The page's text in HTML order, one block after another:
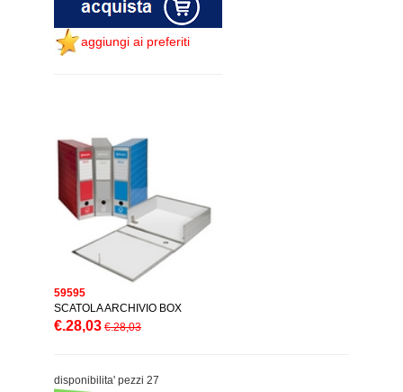
aggiungi ai preferiti
59595
SCATOLA ARCHIVIO BOX
€.28,03 €.28,03
disponibilita' pezzi 27